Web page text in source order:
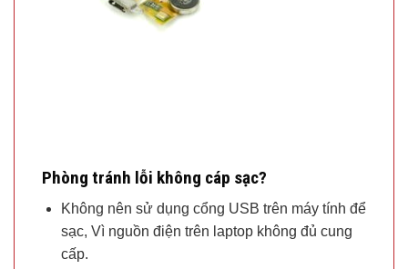
Phòng tránh lỗi không cáp sạc?
Không nên sử dụng cổng USB trên máy tính để
sạc, Vì nguồn điện trên laptop không đủ cung
cấp.